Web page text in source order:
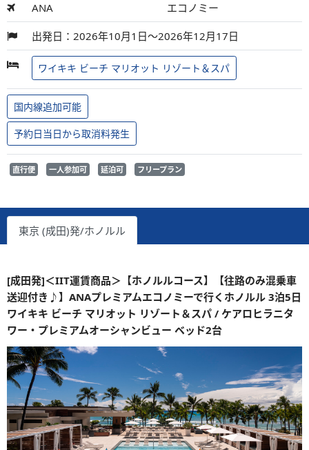
ANA エコノミー
出発日：2026年10月1日～2026年12月17日
ワイキキ ビーチ マリオット リゾート＆スパ
国内線追加可能
予約日当日から取消料発生
直行便 一人参加可 延泊可 フリープラン
東京 (成田)発/ホノルル
[成田発]＜IIT運賃商品＞【ホノルルコース】【往路のみ混乗車
送迎付き♪】ANAプレミアムエコノミーで行くホノルル 3泊5日
ワイキキ ビーチ マリオット リゾート＆スパ / ケアロヒラニタ
ワー・プレミアムオーシャンビュー ベッド2台